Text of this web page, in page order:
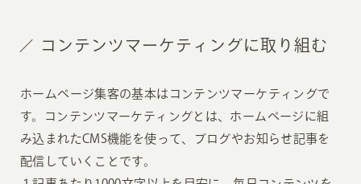
コンテンツマーケティングに取り組む
ホームページ集客の基本はコンテンツマーケティングで
す。コンテンツマーケティングとは、ホームページに組
み込まれたCMS機能を使って、ブログやお知らせ記事を
配信していくことです。